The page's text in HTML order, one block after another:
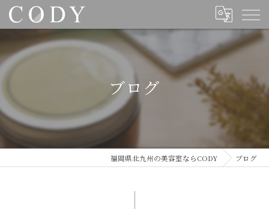
ブログ
福岡県北九州の美容室ならCODY ブログ